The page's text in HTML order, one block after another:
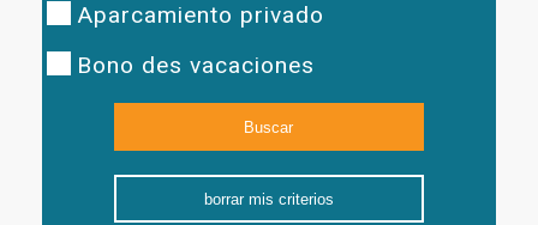
Aparcamiento privado
Bono des vacaciones
borrar mis criterios